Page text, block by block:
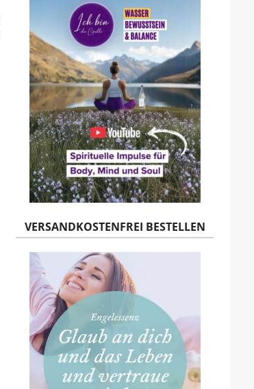
VERSANDKOSTENFREI BESTELLEN